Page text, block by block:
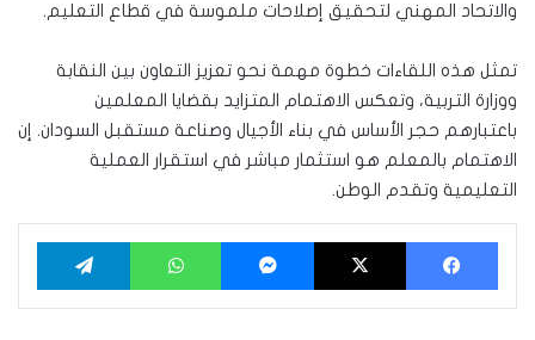
والاتحاد المهني لتحقيق إصلاحات ملموسة في قطاع التعليم.
تمثل هذه اللقاءات خطوة مهمة نحو تعزيز التعاون بين النقابة
ووزارة التربية، وتعكس الاهتمام المتزايد بقضايا المعلمين
باعتبارهم حجر الأساس في بناء الأجيال وصناعة مستقبل السودان. إن
الاهتمام بالمعلم هو استثمار مباشر في استقرار العملية
التعليمية وتقدم الوطن.
فيسبوك ‫X ماسنجر واتساب